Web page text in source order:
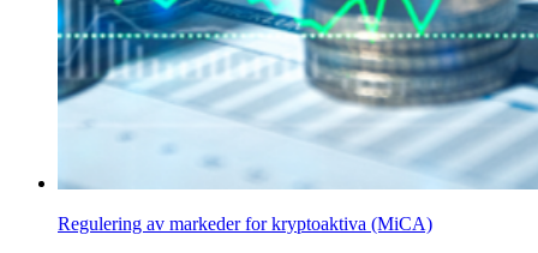
Regulering av markeder for kryptoaktiva (MiCA)